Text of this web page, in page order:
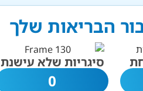
הבריאות שלך
סיגריות שלא עישנת
0